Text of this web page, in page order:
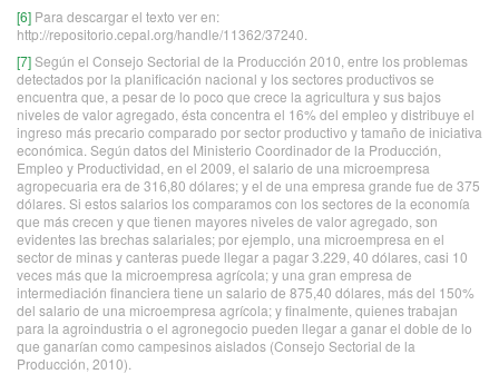
[6] Para descargar el texto ver en:
http://repositorio.cepal.org/handle/11362/37240.
[7]Según el Consejo Sectorial de la Producción 2010, entre los problemas
detectados por la planificación nacional y los sectores productivos se
encuentra que, a pesar de lo poco que crece la agricultura y sus bajos
niveles de valor agregado, ésta concentra el 16% del empleo y distribuye el
ingreso más precario comparado por sector productivo y tamaño de iniciativa
económica. Según datos del Ministerio Coordinador de la Producción,
Empleo y Productividad, en el 2009, el salario de una microempresa
agropecuaria era de 316,80 dólares; y el de una empresa grande fue de 375
dólares. Si estos salarios los comparamos con los sectores de la economía
que más crecen y que tienen mayores niveles de valor agregado, son
evidentes las brechas salariales; por ejemplo, una microempresa en el
sector de minas y canteras puede llegar a pagar 3.229, 40 dólares, casi 10
veces más que la microempresa agrícola; y una gran empresa de
intermediación financiera tiene un salario de 875,40 dólares, más del 150%
del salario de una microempresa agrícola; y finalmente, quienes trabajan
para la agroindustria o el agronegocio pueden llegar a ganar el doble de lo
que ganarían como campesinos aislados (Consejo Sectorial de la
Producción, 2010).